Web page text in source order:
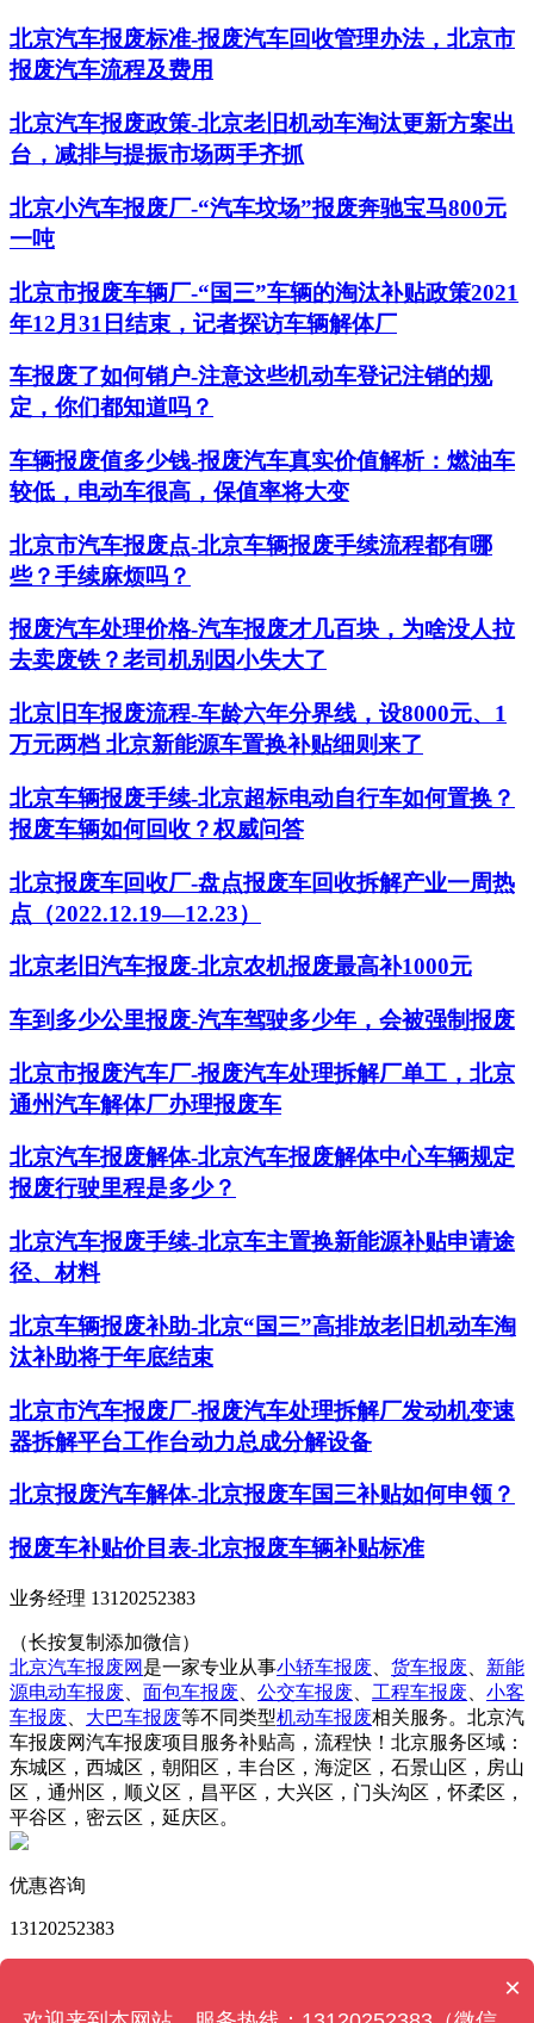
北京汽车报废标准-报废汽车回收管理办法，北京市
报废汽车流程及费用
北京汽车报废政策-北京老旧机动车淘汰更新方案出
台，减排与提振市场两手齐抓
北京小汽车报废厂-“汽车坟场”报废奔驰宝马800元
一吨
北京市报废车辆厂-“国三”车辆的淘汰补贴政策2021
年12月31日结束，记者探访车辆解体厂
车报废了如何销户-注意这些机动车登记注销的规
定，你们都知道吗？
车辆报废值多少钱-报废汽车真实价值解析：燃油车
较低，电动车很高，保值率将大变
北京市汽车报废点-北京车辆报废手续流程都有哪
些？手续麻烦吗？
报废汽车处理价格-汽车报废才几百块，为啥没人拉
去卖废铁？老司机别因小失大了
北京旧车报废流程-车龄六年分界线，设8000元、1
万元两档 北京新能源车置换补贴细则来了
北京车辆报废手续-北京超标电动自行车如何置换？
报废车辆如何回收？权威问答
北京报废车回收厂-盘点报废车回收拆解产业一周热
点（2022.12.19—12.23）
北京老旧汽车报废-北京农机报废最高补1000元
车到多少公里报废-汽车驾驶多少年，会被强制报废
北京市报废汽车厂-报废汽车处理拆解厂单工，北京
通州汽车解体厂办理报废车
北京汽车报废解体-北京汽车报废解体中心车辆规定
报废行驶里程是多少？
北京汽车报废手续-北京车主置换新能源补贴申请途
径、材料
北京车辆报废补助-北京“国三”高排放老旧机动车淘
汰补助将于年底结束
北京市汽车报废厂-报废汽车处理拆解厂发动机变速
器拆解平台工作台动力总成分解设备
北京报废汽车解体-北京报废车国三补贴如何申领？
报废车补贴价目表-北京报废车辆补贴标准
业务经理 13120252383
（长按复制添加微信）
北京汽车报废网 是一家专业从事小轿车报废 货车报废
新能
源电动车报废
面包车报废 公交车报废 工程车报废
小客
车报废
大巴车报废等不同类型机动车报废相关服务。北京汽
车报废网汽车报废项目服务补贴高，流程快！北京服务区域：
东城区，西城区，朝阳区，丰台区，海淀区，石景山区，房山
区，通州区，顺义区，昌平区，大兴区，门头沟区，怀柔区，
平谷区，密云区，延庆区。
优惠咨询
13120252383
×